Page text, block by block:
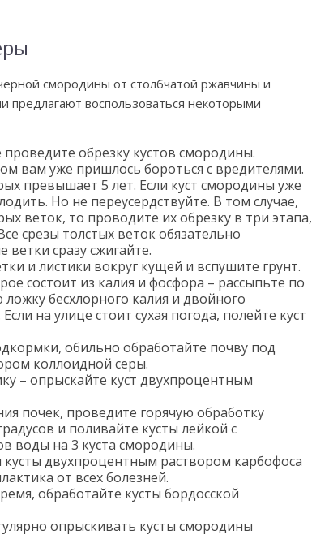
смородины от столбчатой ржавчины и
предлагают воспользоваться некоторыми
обрезку кустов смородины.
вам уже пришлось бороться с вредителями.
превышает 5 лет. Если куст смородины уже
Но не переусердствуйте. В том случае,
веток, то проводите их обрезку в три этапа,
срезы толстых веток обязательно
сразу сжигайте.
и листики вокруг кущей и вспушите грунт.
состоит из калия и фосфора – рассыпьте по
бесхлорного калия и двойного
на улице стоит сухая погода, полейте куст
обильно обработайте почву под
коллоидной серы.
– опрыскайте куст двухпроцентным
почек, проведите горячую обработку
и поливайте кусты лейкой с
воды на 3 куста смородины.
двухпроцентным раствором карбофоса
от всех болезней.
обработайте кусты бордосской
опрыскивать кусты смородины